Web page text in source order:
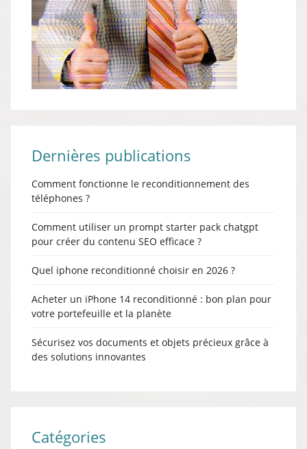
Dernières publications
Comment fonctionne le reconditionnement des
téléphones ?
Comment utiliser un prompt starter pack chatgpt
pour créer du contenu SEO efficace ?
Quel iphone reconditionné choisir en 2026 ?
Acheter un iPhone 14 reconditionné : bon plan pour
votre portefeuille et la planète
Sécurisez vos documents et objets précieux grâce à
des solutions innovantes
Catégories